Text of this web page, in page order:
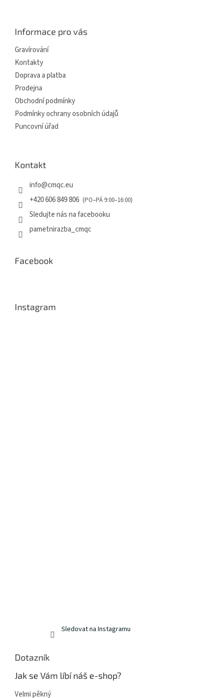
Informace pro vás
Gravírování
Kontakty
Doprava a platba
Prodejna
Obchodní podmínky
Podmínky ochrany osobních údajů
Puncovní úřad
Kontakt
info@cmqc.eu
+420 606 849 806
Sledujte nás na facebooku
pametnirazba_cmqc
Facebook
Instagram
Sledovat na Instagramu
Dotazník
Jak se Vám líbí náš e-shop?
Velmi pěkný